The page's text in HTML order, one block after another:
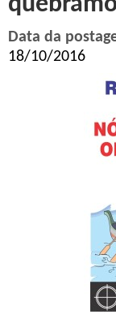
Data da
18/10/2016